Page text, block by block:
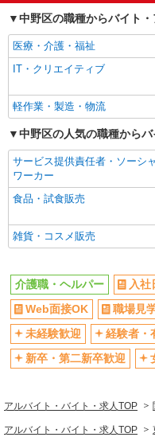
障がい者
時給
リン代含
東京
キープ
派遣社員
株式会社kotrio /●SW-H2-
≪東中野
時給
通費全支
中野
キープ
派遣社員
（株）ウィルオブ・ワーク
介護スタ
同じ特徴から鷺ノ宮駅の
入社日応相談
Web面接OK
新卒・第二新卒歓迎
主婦・主夫歓迎
学歴不問
ミドル（40代～）活躍中
シニア（60代～）活躍中
10時～勤務OK
禁煙・分煙
転勤なし
交通費支給
社割・特典あり
同じ職種から求人を探す
医
中野区の職種からバイト
医療・介護・福祉
IT・クリエイティブ
軽作業・製造・物流
中野区の人気の職種から
サービス提供責任者・ソーシ
ワーカー
食品・試食販売
雑貨・コスメ販売
介護職・ヘルパー 入社
Web面接OK
職場見
未経験歓迎
経験者・
新卒・第二新卒歓迎
アルバイト・バイト・求人TOP
アルバイト・バイト・求人TOP